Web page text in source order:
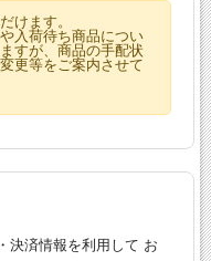
けます。
入荷待ち商品につい
すが、商品の手配状
更等をご案内させて
決済情報を利用して お